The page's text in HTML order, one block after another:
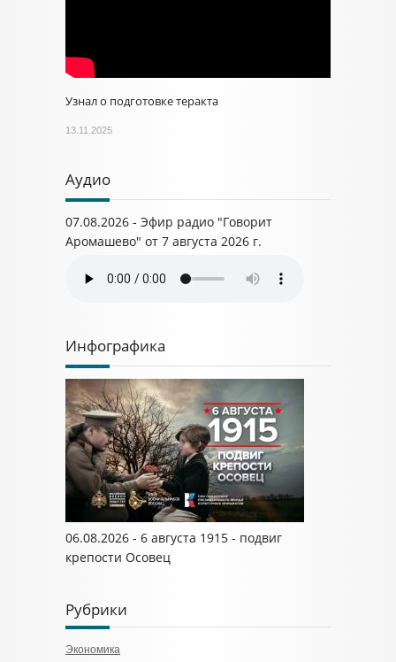
Узнал о подготовке теракта
13.11.2025
Аудио
07.08.2026 - Эфир радио "Говорит
Аромашево" от 7 августа 2026 г.
Инфографика
06.08.2026 - 6 августа 1915 - подвиг
крепости Осовец
Рубрики
Экономика